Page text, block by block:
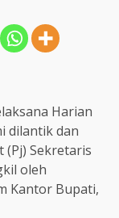
Harian
dilantik dan
(Pj) Sekretaris
oleh
Kantor Bupati,